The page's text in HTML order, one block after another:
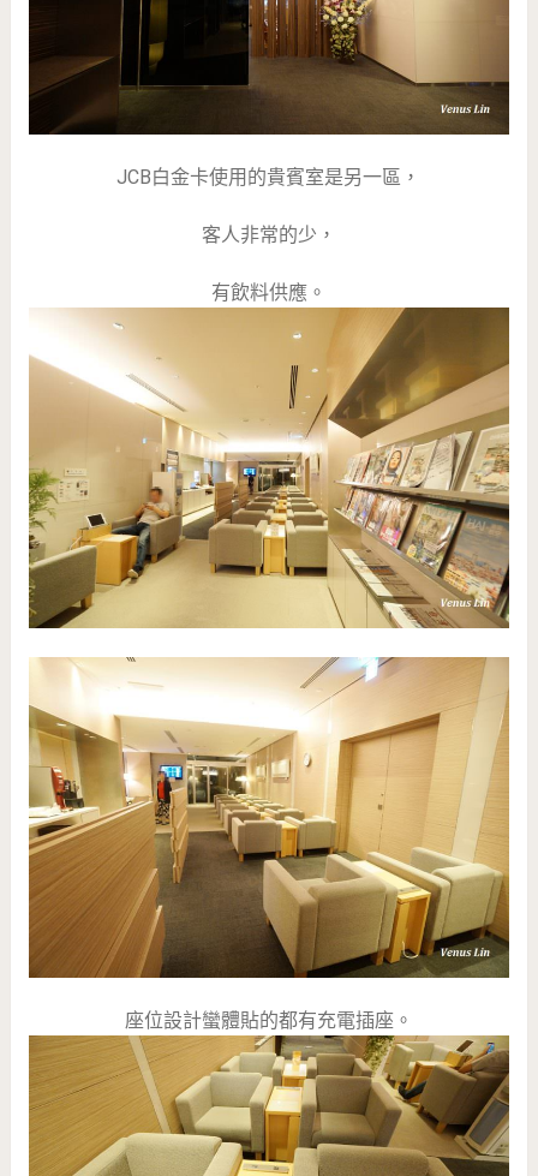
JCB白金卡使用的貴賓室是另一區，
客人非常的少，
有飲料供應。
座位設計蠻體貼的都有充電插座。